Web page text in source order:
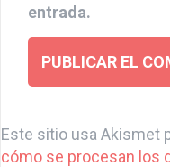
entrada.
l
t
Este sitio usa Akismet
cómo se procesan los